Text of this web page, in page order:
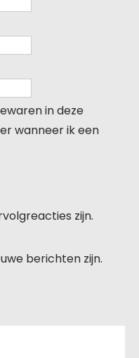
in deze
wanneer ik een
zijn.
berichten zijn.